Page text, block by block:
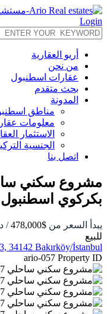
Login
أريو العقارية
من نحن
عقارات اسطنبول
بحث متقدم
المدونة
مناطق
معلومات
الاستثمار
الجنسية
اتصل بنا
بكركوي اسطنبول
يبدأ السعر من $478,000
/
للبيع
34142 Bakırköy/İstanbul
ario-057 Property ID